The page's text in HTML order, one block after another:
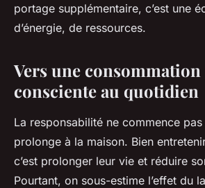
portage supplémentaire, c’est une
d’énergie, de ressources.
Vers une
consciente au quotidien
La responsabilité ne commence pas
prolonge à la maison. Bien
c’est prolonger leur vie et réduire
Pourtant, on sous-estime l’effet du